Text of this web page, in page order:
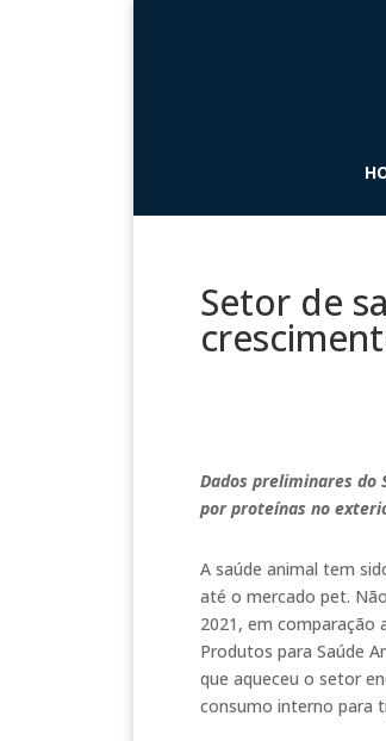
Setor de
Dados preliminares do
por proteínas no
A saúde animal tem
até o mercado pet.
2021, em comparação
Produtos para Saúde
que aqueceu o setor
consumo interno para